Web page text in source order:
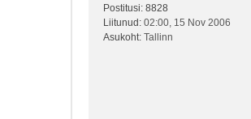
Postitusi: 8828
Liitunud: 02:00, 15 Nov 2006
Asukoht: Tallinn